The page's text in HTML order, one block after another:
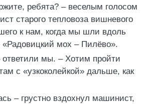
ребята? – веселым голосом
старого тепловоза вишневого
к нам, когда мы шли вдоль
«Радовицкий мох – Пилёво».
мы. – Хотим пройти
с «узкоколейкой» дальше, как
– грустно вздохнул машинист,